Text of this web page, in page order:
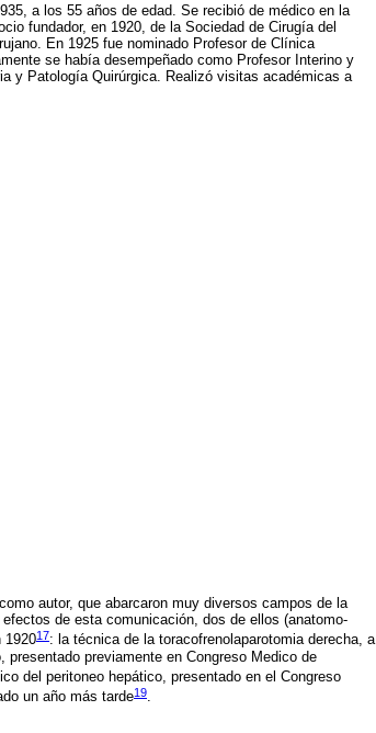
a los 55 años de edad. Se recibió de médico en la
fundador, en 1920, de la Sociedad de Cirugía del
En 1925 fue nominado Profesor de Clínica
se había desempeñado como Profesor Interino y
y Patología Quirúrgica. Realizó visitas académicas a
autor, que abarcaron muy diversos campos de la
de esta comunicación, dos de ellos (anatomo-
192017: la técnica de la toracofrenolaparotomia derecha, a
previamente en Congreso Medico de
del peritoneo hepático, presentado en el Congreso
un año más tarde19.